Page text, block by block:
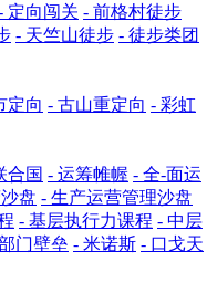
定向闯关 - 前格村徒步
- 天竺山徒步 - 徒步类团
定向 - 古山重定向 - 彩虹
合国 - 运筹帷幄 - 全-面运
盘 - 生产运营管理沙盘
- 基层执行力课程 - 中层
门壁垒 - 米诺斯 - 口戈天